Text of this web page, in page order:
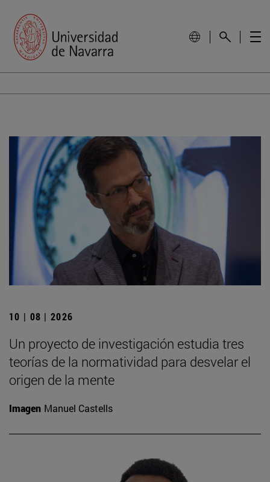
10 | 08 | 2026
Un proyecto de investigación estudia tres
teorías de la normatividad para desvelar el
origen de la mente
Imagen Manuel Castells